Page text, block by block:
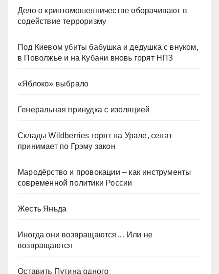
Дело о криптомошенничестве оборачивают в
содействие терроризму
Под Киевом убиты бабушка и дедушка с внуком,
в Поволжье и на Кубани вновь горят НПЗ
«Яблоко» выбрало
Генеральная принудка с изоляцией
Склады Wildberries горят на Урале, сенат
принимает по Грэму закон
Мародёрство и провокации – как инструменты
современной политики России
Жесть Яньда
Иногда они возвращаются… Или не
возвращаются
Оставить Путина одного